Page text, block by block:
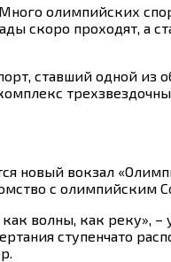
олимпийских
скоро проходят, а
ставший одной из
новый вокзал
с олимпийским
волны, как реку», –
ступенчато